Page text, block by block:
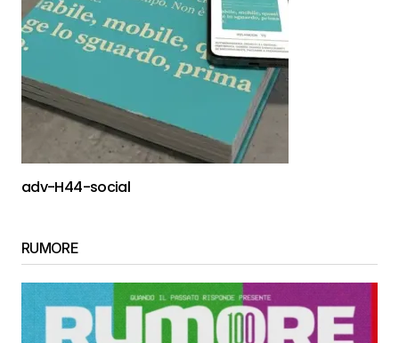
adv-H44-social
RUMORE